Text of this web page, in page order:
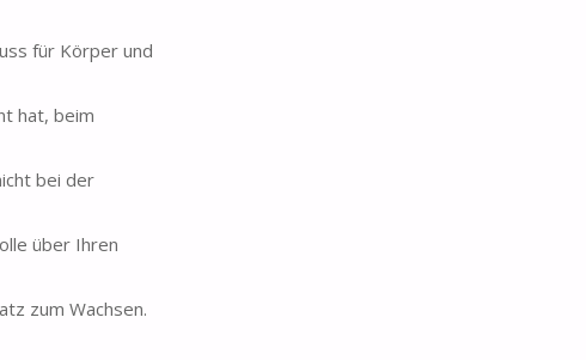
für Körper und
hat, beim
bei der
über Ihren
zum Wachsen.